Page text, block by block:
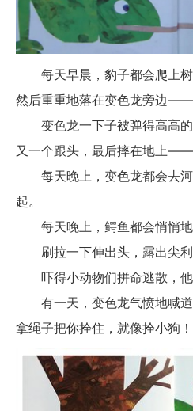
每天早晨，豹子都会爬上树
然后重重地落在变色龙旁边——
变色龙一下子被弹得高高的
又一个跟头，最后摔在地上——
每天晚上，变色龙都会去河
起。
每天晚上，鳄鱼都会悄悄地
刷拉一下伸出头，露出尖利
吓得小动物们拼命逃散，他
有一天，变色龙气愤地喊道
拿绳子把你拴住，就像拴小狗